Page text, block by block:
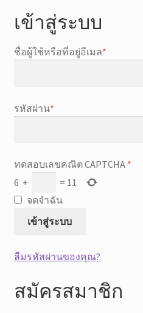
เทคโนโลยี
บล็อก
ขายส่ง
เข้าสู่ระบบ
ชื่อผู้ใช้หรือที่อยู่อีเมล*ที่
รหัสผ่าน*ที่
ทดสอบเลขคณิต CAPTCHA *
6 + = 11
จดจำฉัน
เข้าสู่ระบบ
ลืมรหัสผ่านของคุณ?
สมัครสมาชิก